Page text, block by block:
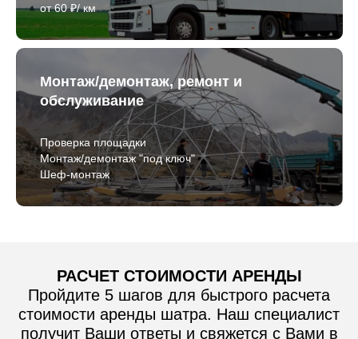
от 60 ₽/ км
Монтаж/демонтаж, ремонт и
обслуживание
Проверка площадки
Монтаж/демонтаж "под ключ"
Шеф-монтаж
РАСЧЕТ СТОИМОСТИ АРЕНДЫ
Пройдите 5 шагов для быстрого расчета
стоимости аренды шатра. Наш специалист
получит Ваши ответы и свяжется с Вами в